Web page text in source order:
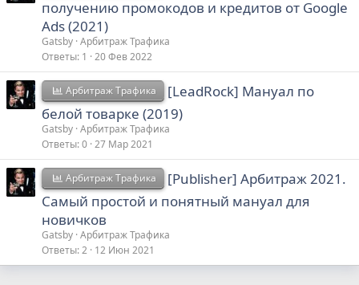
получению промокодов и кредитов от Google
Ads (2021)
Gatsby Арбитраж Трафика
Ответы 1 20 Фев 2022
Арбитраж Трафика
[LeadRock] Мануал по
белой товарке (2019)
Gatsby Арбитраж Трафика
Ответы 0 27 Мар 2021
Арбитраж Трафика
[Publisher] Арбитраж 2021.
Самый простой и понятный мануал для
новичков
Gatsby Арбитраж Трафика
Ответы 2 12 Июн 2021